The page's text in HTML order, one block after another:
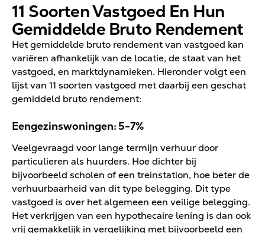
11 Soorten Vastgoed En Hun
Gemiddelde Bruto Rendement
Het gemiddelde bruto rendement van vastgoed kan
variëren afhankelijk van de locatie, de staat van het
vastgoed, en marktdynamieken. Hieronder volgt een
lijst van 11 soorten vastgoed met daarbij een geschat
gemiddeld bruto rendement:
Eengezinswoningen: 5-7%
Veelgevraagd voor lange termijn verhuur door
particulieren als huurders. Hoe dichter bij
bijvoorbeeld scholen of een treinstation, hoe beter de
verhuurbaarheid van dit type belegging. Dit type
vastgoed is over het algemeen een veilige belegging.
Het verkrijgen van een hypothecaire lening is dan ook
vrij gemakkelijk in vergelijking met bijvoorbeeld een